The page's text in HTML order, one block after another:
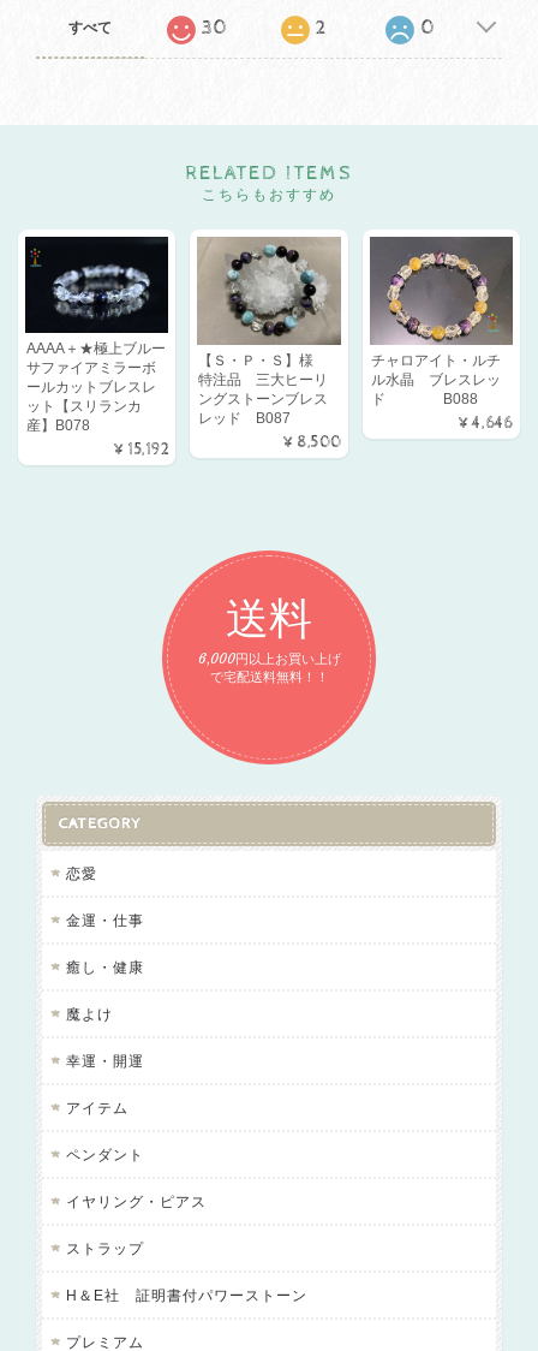
すべて 30 2 0
RELATED ITEMS
こちらもおすすめ
AAAA＋★極上ブルー
サファイアミラーボ
ールカットブレスレ
ット【スリランカ
産】B078
¥15,192
【Ｓ・Ｐ・Ｓ】様
特注品 三大ヒーリ
ングストーンブレス
レッド B087
¥8,500
チャロアイト・ルチ
ル水晶 ブレスレッ
ド B088
¥4,646
送料
6,000円以上お買い上げ
で宅配送料無料！！
CATEGORY
恋愛
金運・仕事
癒し・健康
魔よけ
幸運・開運
アイテム
ペンダント
イヤリング・ピアス
ストラップ
H＆E社 証明書付パワーストーン
プレミアム